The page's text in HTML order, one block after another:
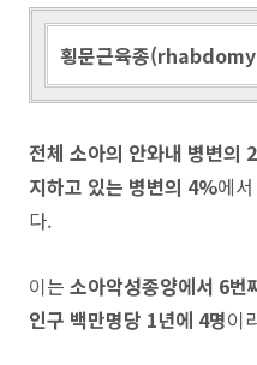
횡문근육종
전체 소아의 안와내 병변의
지하고 있는 병변의 4%에
다.
이는 소아악성종양에서 6번
인구 백만명당 1년에 4명이